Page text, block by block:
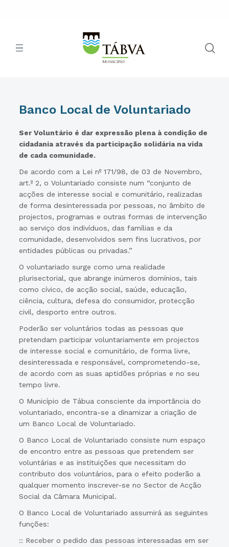
Banco Local de Voluntariado
Ser Voluntário é dar expressão plena à condição de
cidadania através da participação solidária na vida
de cada comunidade.
De acordo com a Lei nº 171/98, de 03 de Novembro,
art.º 2, o Voluntariado consiste num “conjunto de
acções de interesse social e comunitário, realizadas
de forma desinteressada por pessoas, no âmbito de
projectos, programas e outras formas de intervenção
ao serviço dos indivíduos, das famílias e da
comunidade, desenvolvidos sem fins lucrativos, por
entidades públicas ou privadas.”
O voluntariado surge como uma realidade
plurisectorial, que abrange inúmeros domínios, tais
como cívico, de acção social, saúde, educação,
ciência, cultura, defesa do consumidor, protecção
civil, desporto entre outros.
Poderão ser voluntários todas as pessoas que
pretendam participar voluntariamente em projectos
de interesse social e comunitário, de forma livre,
desinteressada e responsável, comprometendo-se,
de acordo com as suas aptidões próprias e no seu
tempo livre.
O Município de Tábua consciente da importância do
voluntariado, encontra-se a dinamizar a criação de
um Banco Local de Voluntariado.
O Banco Local de Voluntariado consiste num espaço
de encontro entre as pessoas que pretendem ser
voluntárias e as instituições que necessitam do
contributo dos voluntários, para o efeito poderão a
qualquer momento inscrever-se no Sector de Acção
Social da Câmara Municipal.
O Banco Local de Voluntariado assumirá as seguintes
funções:
:: Receber o pedido das pessoas interessadas em ser